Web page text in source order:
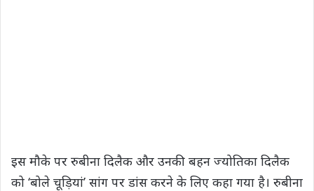
इस मौके पर रुबीना दिलैक और उनकी बहन ज्योतिका दिलैक
को ‘बोले चूड़ियां’ सांग पर डांस करने के लिए कहा गया है। रुबीना